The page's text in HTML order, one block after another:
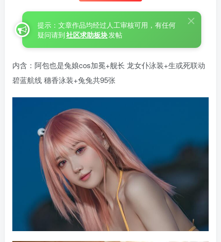
提示：文章作品均经过人工审核可用，有任何
疑问请到社区求助板块发帖
内含：阿包也是兔娘cos加冕+舰长 龙女仆泳装+生或死联动
碧蓝航线 穗香泳装+兔兔共95张